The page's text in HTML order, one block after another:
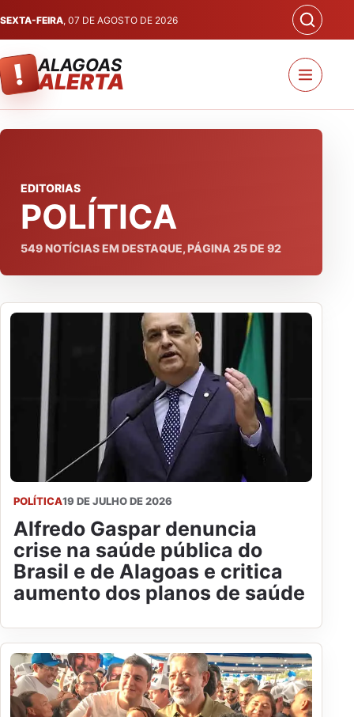
SEXTA-FEIRA, 07 DE AGOSTO DE 2026
! ALAGOAS
ALERTA
EDITORIAS
POLÍTICA
549NOTÍCIAS EM DESTAQUE, PÁGINA 25DE 92
POLÍTICA19 DE JULHO DE 2026
Alfredo Gaspar denuncia
crise na saúde pública do
Brasil e de Alagoas e critica
aumento dos planos de saúde